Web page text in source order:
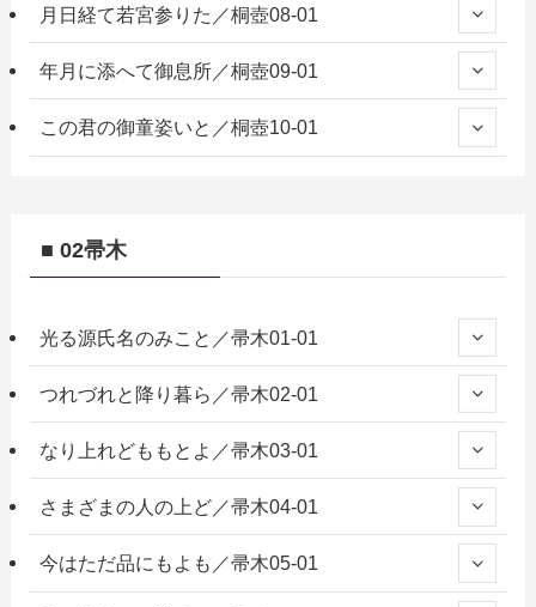
月日経て若宮参りた／桐壺08-01
年月に添へて御息所／桐壺09-01
この君の御童姿いと／桐壺10-01
■ 02帚木
光る源氏名のみこと／帚木01-01
つれづれと降り暮ら／帚木02-01
なり上れどももとよ／帚木03-01
さまざまの人の上ど／帚木04-01
今はただ品にもよも／帚木05-01